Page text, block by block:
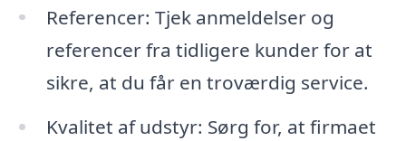
Referencer: Tjek anmeldelser og
referencer fra tidligere kunder for at
sikre, at du får en troværdig service.
Kvalitet af udstyr: Sørg for, at firmaet